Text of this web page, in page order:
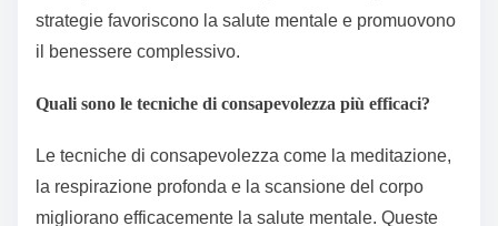
strategie favoriscono la salute mentale e promuovono
il benessere complessivo.
Quali sono le tecniche di consapevolezza più efficaci?
Le tecniche di consapevolezza come la meditazione,
la respirazione profonda e la scansione del corpo
migliorano efficacemente la salute mentale. Queste